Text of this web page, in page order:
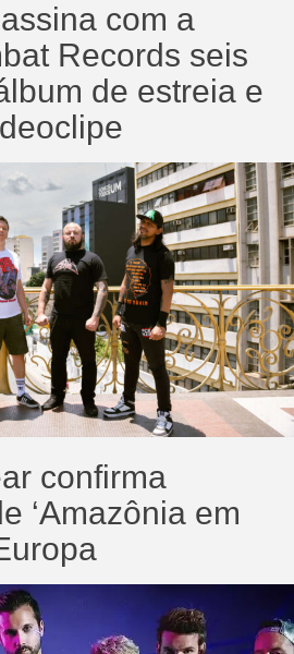
com a
Records seis
de estreia e
confirma
‘Amazônia em